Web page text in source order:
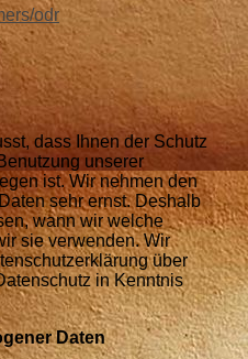
odr
dass Ihnen der Schutz
unserer
ist. Wir nehmen den
sehr ernst. Deshalb
wann wir welche
sie verwenden. Wir
über
in Kenntnis
Daten